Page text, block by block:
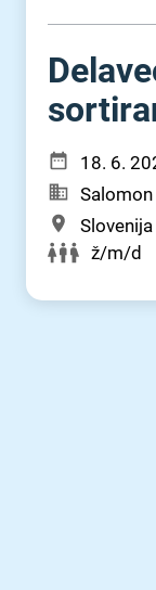
18. 6.
Slovenija
ž/m/d